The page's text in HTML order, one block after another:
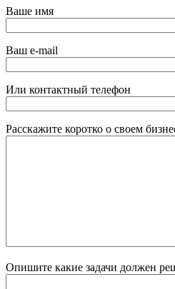
Ваше имя
Ваш e-mail
Или контактный телефон
Расскажите коротко о своем
Опишите какие задачи должен